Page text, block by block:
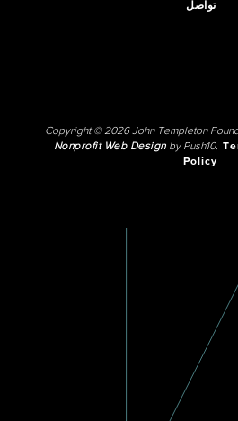
تواصل
Copyright © 2026 John Templeton
Nonprofit Web Designby Push10.
Policy